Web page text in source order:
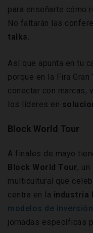
para enseñarte cómo
No faltarán las
talks.
Así que apunta en tu
porque en la Fira Gran
conectar con marcas,
los líderes en
Block World Tour
A finales de mayo
Block World Tour,
multicultural que
centra en la industria
modelos de inversión
jornadas específicas